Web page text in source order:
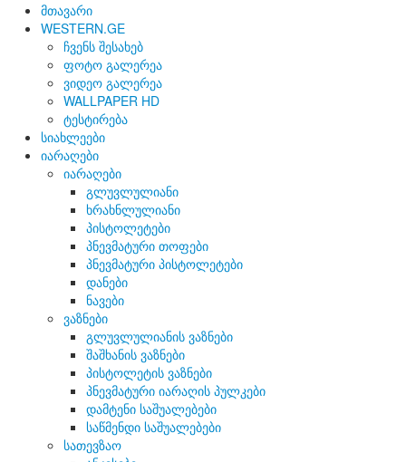
მთავარი
WESTERN.GE
ჩვენს შესახებ
ფოტო გალერეა
ვიდეო გალერეა
WALLPAPER HD
ტესტირება
სიახლეები
იარაღები
იარაღები
გლუვლულიანი
ხრახნლულიანი
პისტოლეტები
პნევმატური თოფები
პნევმატური პისტოლეტები
დანები
ნავები
ვაზნები
გლუვლულიანის ვაზნები
შაშხანის ვაზნები
პისტოლეტის ვაზნები
პნევმატური იარაღის პულკები
დამტენი საშუალებები
საწმენდი საშუალებები
სათევზაო